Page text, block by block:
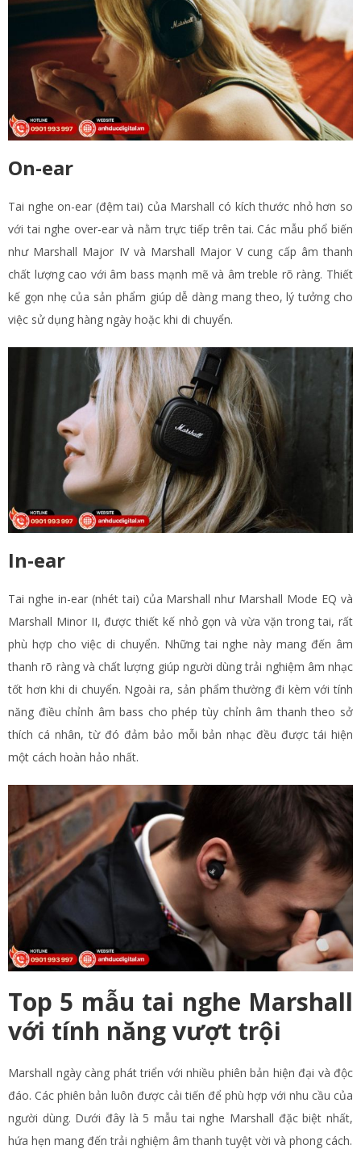
On-ear
Tai nghe on-ear (đệm tai) của Marshall có kích thước nhỏ hơn so
với tai nghe over-ear và nằm trực tiếp trên tai. Các mẫu phổ biến
như Marshall Major IV và Marshall Major V cung cấp âm thanh
chất lượng cao với âm bass mạnh mẽ và âm treble rõ ràng. Thiết
kế gọn nhẹ của sản phẩm giúp dễ dàng mang theo, lý tưởng cho
việc sử dụng hàng ngày hoặc khi di chuyển.
In-ear
Tai nghe in-ear (nhét tai) của Marshall như Marshall Mode EQ và
Marshall Minor II, được thiết kế nhỏ gọn và vừa vặn trong tai, rất
phù hợp cho việc di chuyển. Những tai nghe này mang đến âm
thanh rõ ràng và chất lượng giúp người dùng trải nghiệm âm nhạc
tốt hơn khi di chuyển. Ngoài ra, sản phẩm thường đi kèm với tính
năng điều chỉnh âm bass cho phép tùy chỉnh âm thanh theo sở
thích cá nhân, từ đó đảm bảo mỗi bản nhạc đều được tái hiện
một cách hoàn hảo nhất.
Top 5 mẫu tai nghe Marshall
với tính năng vượt trội
Marshall ngày càng phát triển với nhiều phiên bản hiện đại và độc
đáo. Các phiên bản luôn được cải tiến để phù hợp với nhu cầu của
người dùng. Dưới đây là 5 mẫu tai nghe Marshall đặc biệt nhất,
hứa hẹn mang đến trải nghiệm âm thanh tuyệt vời và phong cách.